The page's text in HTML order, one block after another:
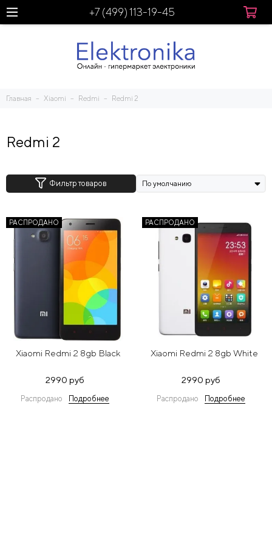
+7 (499) 113-19-45
Главная Xiaomi Redmi Redmi 2
Redmi 2
Фильтр товаров
РАСПРОДАНО
Xiaomi Redmi 2 8gb Black
2990 руб
Распродано Подробнее
РАСПРОДАНО
Xiaomi Redmi 2 8gb White
2990 руб
Распродано Подробнее